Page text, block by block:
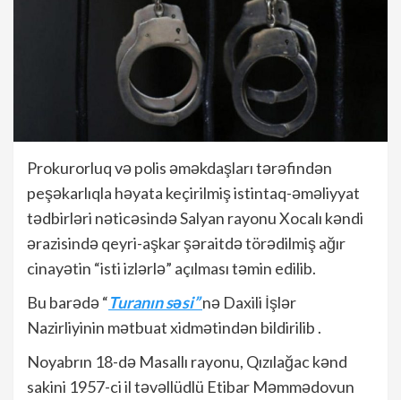
Prokurorluq və polis əməkdaşları tərəfindən
peşəkarlıqla həyata keçirilmiş istintaq-əməliyyat
tədbirləri nəticəsində Salyan rayonu Xocalı kəndi
ərazisində qeyri-aşkar şəraitdə törədilmiş ağır
cinayətin “isti izlərlə” açılması təmin edilib.
Bu barədə “Turanın səsi”nə Daxili İşlər
Nazirliyinin mətbuat xidmətindən bildirilib .
Noyabrın 18-də Masallı rayonu, Qızılağac kənd
sakini 1957-ci il təvəllüdlü Etibar Məmmədovun